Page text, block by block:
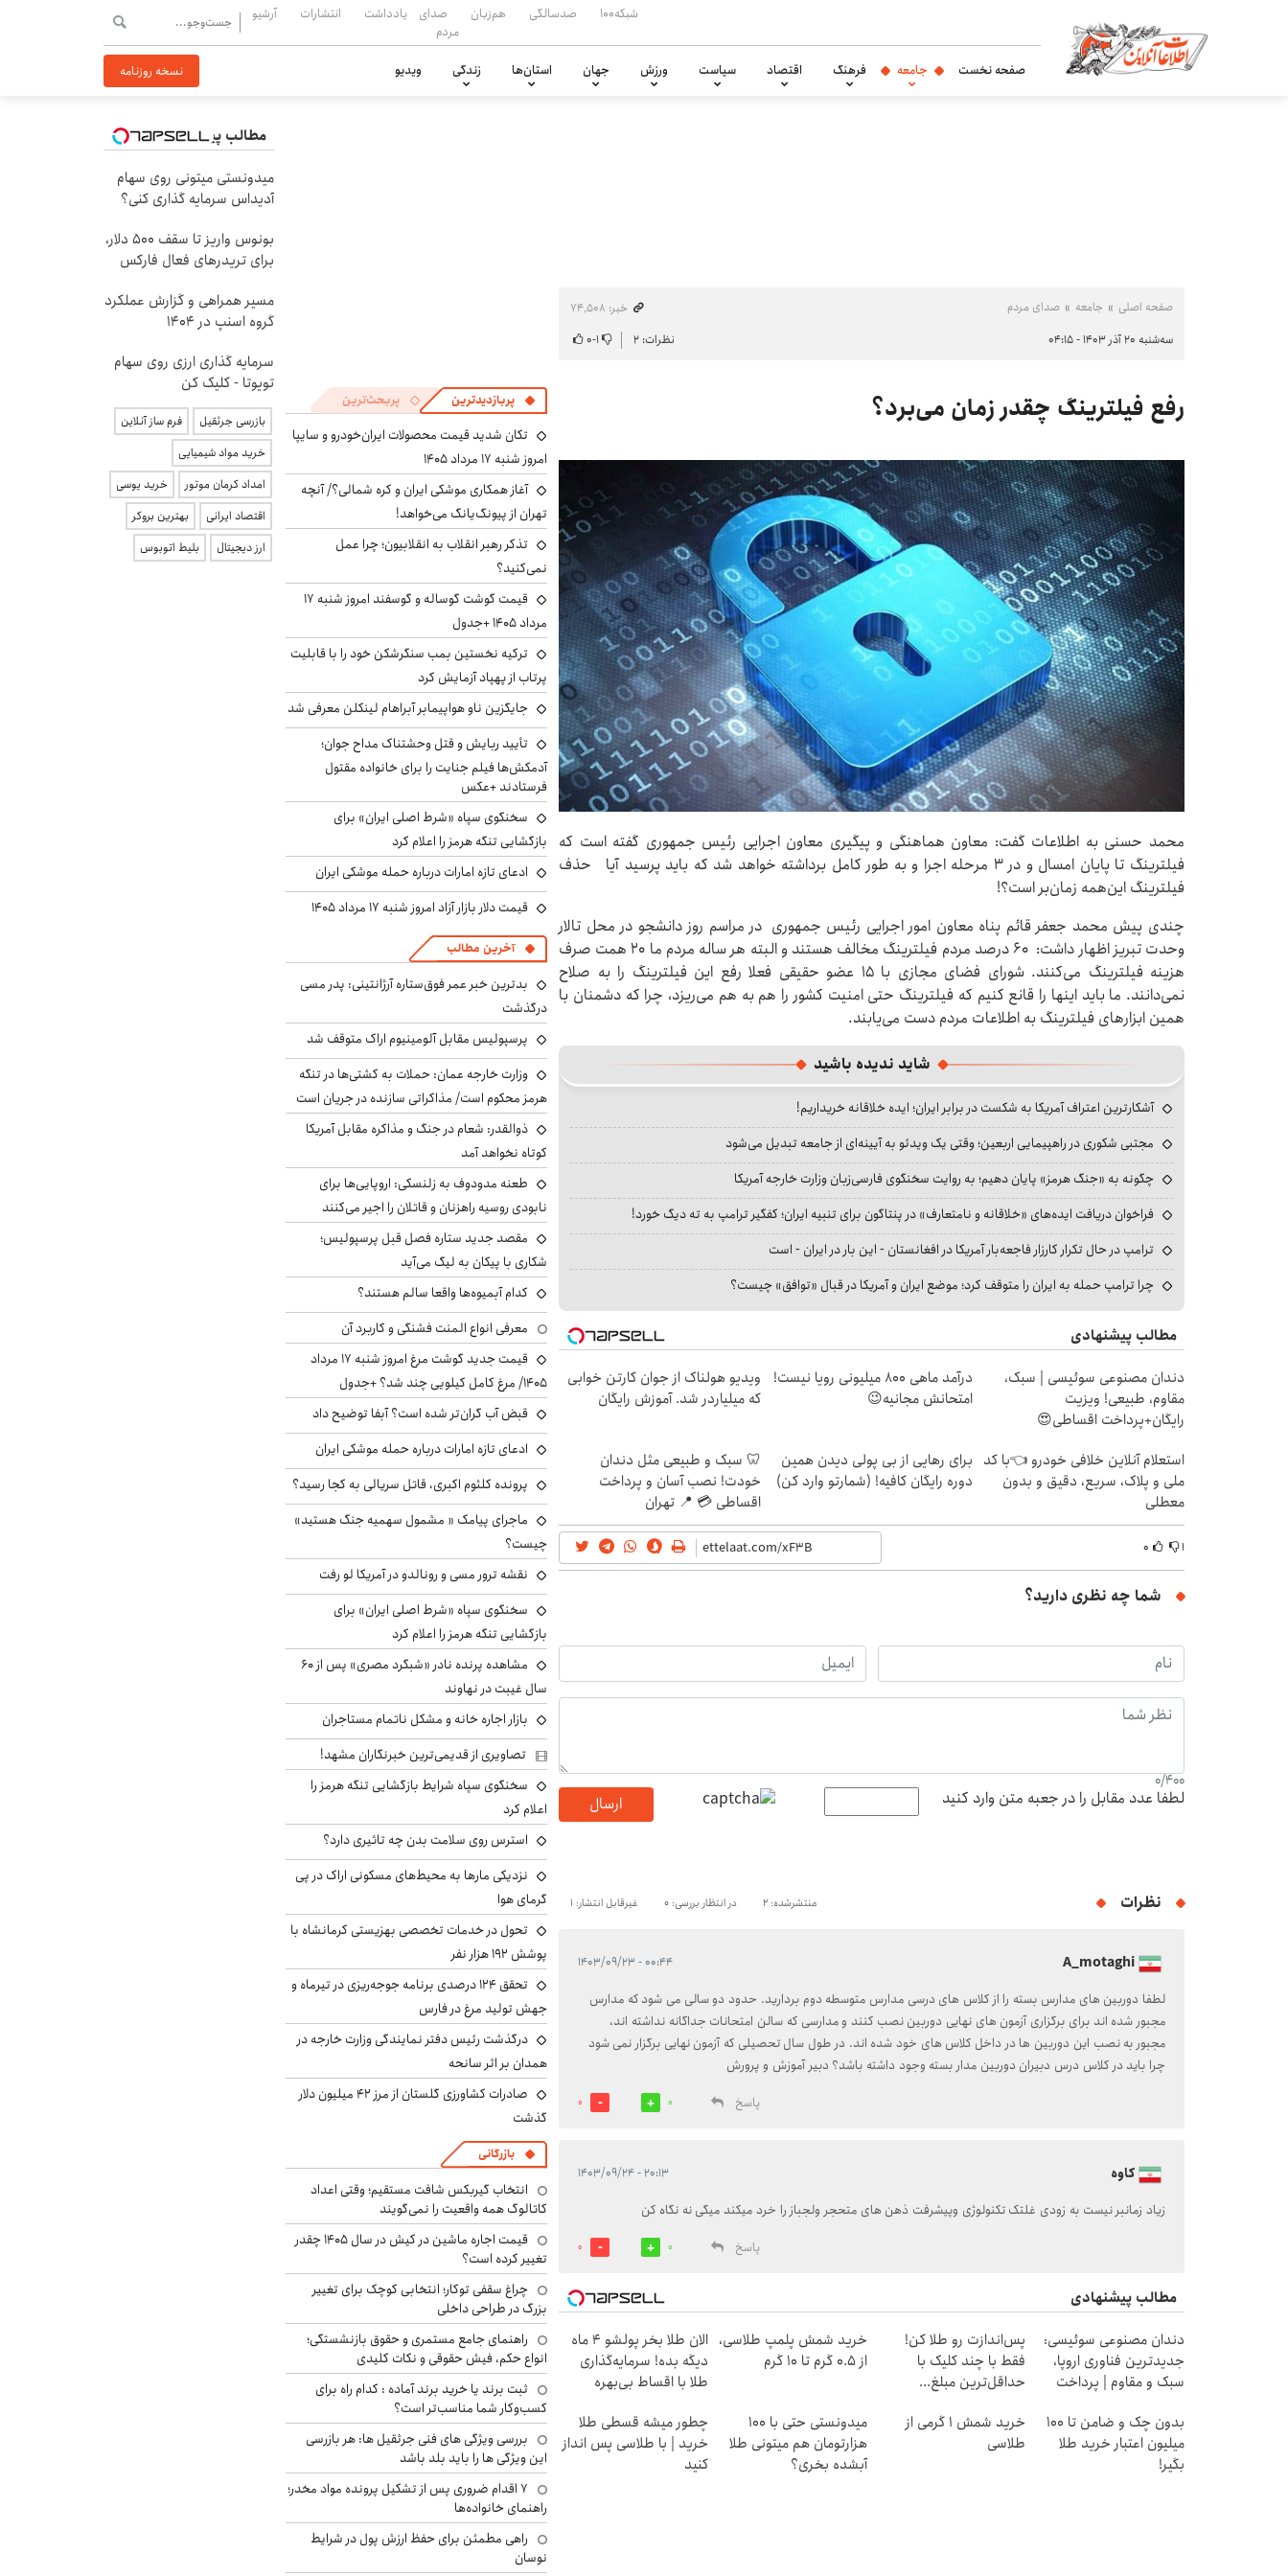
شبکه۱۰۰ صدسالگی هم‌زبان
صدای
مردم
یادداشت انتشارات آرشیو
صفحه نخست جامعه فرهنگ اقتصاد سیاست ورزش جهان استان‌ها زندگی ویدیو نسخه روزنامه
صفحه اصلی جامعه صدای مردم
خبر: ۷۴٬۵۰۸
سه‌شنبه ۲۰ آذر ۱۴۰۳ - ۰۴:۱۵
نظرات: ۲ ۱-۰
رفع فیلترینگ چقدر زمان می‌برد؟
محمد حسنی به اطلاعات گفت: معاون هماهنگی و پیگیری معاون اجرایی رئیس جمهوری گفته است که
فیلترینگ تا پایان امسال و در 3 مرحله اجرا و به طور کامل برداشته خواهد شد که باید پرسید آیا حذف
فیلترینگ این‌همه زمان‌بر است؟!
چندی پیش محمد جعفر قائم پناه معاون امور اجرایی رئیس جمهوری در مراسم روز دانشجو در محل تالار
وحدت تبریز اظهار داشت: ۶۰ درصد مردم فیلترینگ مخالف هستند و البته هر ساله مردم ما ۲۰ همت صرف
هزینه فیلترینگ می‌کنند. شورای فضای مجازی با ۱۵ عضو حقیقی فعلا رفع این فیلترینگ را به صلاح
نمی‌دانند. ما باید اینها را قانع کنیم که فیلترینگ حتی امنیت کشور را هم به هم می‌ریزد، چرا که دشمنان با
همین ابزارهای فیلترینگ به اطلاعات مردم دست می‌یابند.
شاید ندیده باشید
آشکارترین اعتراف آمریکا به شکست در برابر ایران؛ ایده خلاقانه خریداریم!
مجتبی شکوری در راهپیمایی اربعین؛ وقتی یک ویدئو به آیینه‌ای از جامعه تبدیل می‌شود
چگونه به «جنگ هرمز» پایان دهیم؛ به روایت سخنگوی فارسی‌زبان وزارت خارجه آمریکا
فراخوان دریافت ایده‌های «خلاقانه و نامتعارف» در پنتاگون برای تنبیه ایران؛ کفگیر ترامپ به ته دیگ خورد!
ترامپ در حال تکرار کارزار فاجعه‌بار آمریکا در افغانستان - این بار در ایران - است
چرا ترامپ حمله به ایران را متوقف کرد؛ موضع ایران و آمریکا در قبال «توافق» چیست؟
مطالب پیشنهادی
دندان مصنوعی سوئیسی | سبک،
مقاوم، طبیعی! ویزیت
رایگان+پرداخت اقساطی😍
درآمد ماهی 800 میلیونی رویا نیست!
امتحانش مجانیه😉
ویدیو هولناک از جوان کارتن خوابی
که میلیاردر شد. آموزش رایگان
استعلام آنلاین خلافی خودرو 👈با کد
ملی و پلاک، سریع، دقیق و بدون
معطلی
برای رهایی از بی پولی دیدن همین
دوره رایگان کافیه! (شمارتو وارد کن)
🦷 سبک و طبیعی مثل دندان
خودت! نصب آسان و پرداخت
اقساطی 💳 📍 تهران
۱ ۰
شما چه نظری دارید؟
0/400
لطفا عدد مقابل را در جعبه متن وارد کنید ارسال
نظرات منتشرشده: 2 در انتظار بررسی: 0 غیرقابل انتشار: 1
A_motaghi ۰۰:۴۴ - ۱۴۰۳/۰۹/۲۳
لطفا دوربین های مدارس بسته را از کلاس های درسی مدارس متوسطه دوم بردارید. حدود دو سالی می شود که مدارس
مجبور شده اند برای برگزاری آزمون های نهایی دوربین نصب کنند و مدارسی که سالن امتحانات جداگانه نداشته اند،
مجبور به نصب این دوربین ها در داخل کلاس های خود شده اند. در طول سال تحصیلی که آزمون نهایی برگزار نمی شود
چرا باید در کلاس درس دبیران دوربین مدار بسته وجود داشته باشد؟ دبیر آموزش و پرورش
پاسخ
0
0
کاوه ۲۰:۱۳ - ۱۴۰۳/۰۹/۲۴
زیاد زمانبر نیست به زودی غلتک تکنولوژی وپیشرفت ذهن های متحجر ولجباز را خرد میکند میگی نه نگاه کن
پاسخ
0
0
مطالب پیشنهادی
دندان مصنوعی سوئیسی:
جدیدترین فناوری اروپا،
سبک و مقاوم | پرداخت
پس‌اندازت رو طلا کن!
فقط با چند کلیک با
حداقل‌ترین مبلغ...
خرید شمش پلمپ طلاسی،
از ۰.۵ گرم تا ۱۰ گرم
الان طلا بخر پولشو 4 ماه
دیگه بده! سرمایه‌گذاری
طلا با اقساط بی‌بهره
بدون چک و ضامن تا 100
میلیون اعتبار خرید طلا
بگیر!
خرید شمش 1 گرمی از
طلاسی
میدونستی حتی با ۱۰۰
هزارتومان هم میتونی طلا
آبشده بخری؟
چطور میشه قسطی طلا
خرید | با طلاسی پس انداز
کنید
پربازدیدترین پربحث‌ترین
تکان شدید قیمت محصولات ایران‌خودرو و سایپا
امروز شنبه ۱۷ مرداد ۱۴۰۵
آغاز همکاری موشکی ایران و کره شمالی؟/ آنچه
تهران از پیونگ‌یانگ می‌خواهد!
تذکر رهبر انقلاب به انقلابیون؛ چرا عمل
نمی‌کنید؟
قیمت گوشت گوساله و گوسفند امروز شنبه ۱۷
مرداد ۱۴۰۵ +جدول
ترکیه نخستین بمب سنگرشکن خود را با قابلیت
پرتاب از پهپاد آزمایش کرد
جایگزین ناو هواپیمابر آبراهام لینکلن معرفی شد
تأیید ربایش و قتل وحشتناک مداح جوان؛
آدمکش‌ها فیلم جنایت را برای خانواده مقتول
فرستادند +عکس
سخنگوی سپاه «شرط اصلی ایران» برای
بازگشایی تنگه هرمز را اعلام کرد
ادعای تازه امارات درباره حمله موشکی ایران
قیمت دلار بازار آزاد امروز شنبه ۱۷ مرداد ۱۴۰۵
آخرین مطالب
بدترین خبر عمر فوق‌ستاره آرژانتینی: پدر مسی
درگذشت
پرسپولیس مقابل آلومینیوم اراک متوقف شد
وزارت خارجه عمان: حملات به کشتی‌ها در تنگه
هرمز محکوم است/ مذاکراتی سازنده در جریان است
ذوالقدر: شعام در جنگ و مذاکره مقابل آمریکا
کوتاه نخواهد آمد
طعنه مدودوف به زلنسکی: اروپایی‌ها برای
نابودی روسیه راهزنان و قاتلان را اجیر می‌کنند
مقصد جدید ستاره فصل قبل پرسپولیس؛
شکاری با پیکان به لیگ می‌آید
کدام آبمیوه‌ها واقعا سالم هستند؟
معرفی انواع المنت فشنگی و کاربرد آن
قیمت جدید گوشت مرغ امروز شنبه ۱۷ مرداد
۱۴۰۵/ مرغ کامل کیلویی چند شد؟ +جدول
قبض آب گران‌تر شده است؟ آبفا توضیح داد
ادعای تازه امارات درباره حمله موشکی ایران
پرونده کلثوم اکبری، قاتل سریالی به کجا رسید؟
ماجرای پیامک « مشمول سهمیه جنگ هستید»
چیست؟
نقشه ترور مسی و رونالدو در آمریکا لو رفت
سخنگوی سپاه «شرط اصلی ایران» برای
بازگشایی تنگه هرمز را اعلام کرد
مشاهده پرنده نادر «شبگرد مصری» پس از ۶۰
سال غیبت در نهاوند
بازار اجاره خانه و مشکل ناتمام مستاجران
تصاویری از قدیمی‌ترین خبرنگاران مشهد!
سخنگوی سپاه شرایط بازگشایی تنگه هرمز را
اعلام کرد
استرس روی سلامت بدن چه تاثیری دارد؟
نزدیکی مارها به محیط‌های مسکونی اراک در پی
گرمای هوا
تحول در خدمات تخصصی بهزیستی کرمانشاه با
پوشش ۱۹۲ هزار نفر
تحقق ۱۲۴ درصدی برنامه جوجه‌ریزی در تیرماه و
جهش تولید مرغ در فارس
درگذشت رئیس دفتر نمایندگی وزارت خارجه در
همدان بر اثر سانحه
صادرات کشاورزی گلستان از مرز ۴۲ میلیون دلار
گذشت
بازرگانی
انتخاب گیربکس شافت مستقیم؛ وقتی اعداد
کاتالوگ همه واقعیت را نمی‌گویند
قیمت اجاره ماشین در کیش در سال ۱۴۰۵ چقدر
تغییر کرده است؟
چراغ سقفی توکار؛ انتخابی کوچک برای تغییر
بزرگ در طراحی داخلی
راهنمای جامع مستمری و حقوق بازنشستگی؛
انواع حکم، فیش حقوقی و نکات کلیدی
ثبت برند یا خرید برند آماده : کدام راه برای
کسب‌وکار شما مناسب‌تر است؟
بررسی ویژگی های فنی جرثقیل ها: هر بازرسی
این ویژگی ها را باید بلد باشد
۷ اقدام ضروری پس از تشکیل پرونده مواد مخدر؛
راهنمای خانواده‌ها
راهی مطمئن برای حفظ ارزش پول در شرایط
نوسان
مطالب پیشنهادی
میدونستی میتونی روی سهام
آدیداس سرمایه گذاری کنی؟
بونوس واریز تا سقف 500 دلار،
برای تریدرهای فعال فارکس
مسیر همراهی و گزارش عملکرد
گروه اسنپ در ۱۴۰۴
سرمایه گذاری ارزی روی سهام
تویوتا - کلیک کن
بازرسی جرثقیل
فرم ساز آنلاین
خرید مواد شیمیایی
امداد کرمان موتور
خرید یوسی
اقتصاد ایرانی
بهترین بروکر
ارز دیجیتال
بلیط اتوبوس